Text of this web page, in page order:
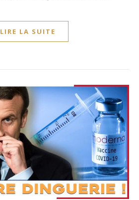
LIRE LA SUITE